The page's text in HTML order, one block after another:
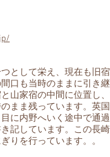
として栄え、現在も旧
口も当時のままに引き
山家宿の中間に位置し
まま残っています。英
に内野へいく途中で通
記しています。この長
りを行っています。。